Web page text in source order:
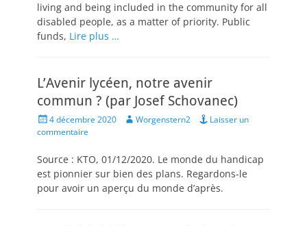
living and being included in the community for all
disabled people, as a matter of priority. Public
funds, Lire plus …
L’Avenir lycéen, notre avenir
commun ? (par Josef Schovanec)
Posted
on
4 décembre 2020 AuthorWorgenstern2
Laisser un
commentaire
Source : KTO, 01/12/2020. Le monde du handicap
est pionnier sur bien des plans. Regardons-le
pour avoir un aperçu du monde d’après.